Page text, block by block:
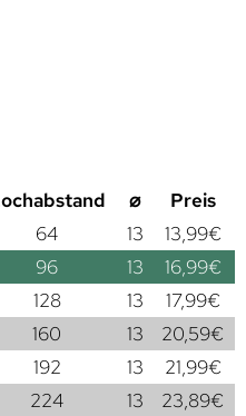
⌀
Preis
64 13 13,99€
96 13 16,99€
128 13 17,99€
160 13 20,59€
192 13 21,99€
224 13 23,89€